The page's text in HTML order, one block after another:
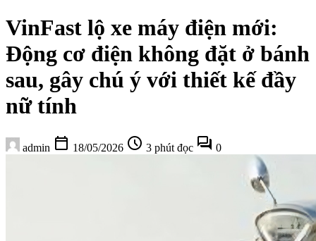
VinFast lộ xe máy điện mới:
Động cơ điện không đặt ở bánh
sau, gây chú ý với thiết kế đầy
nữ tính
admin calendar_today 18/05/2026 schedule 3 phút đọc forum 0